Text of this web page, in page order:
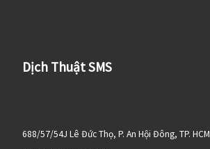
Dịch Thuật SMS
688/57/54J Lê Đức Thọ, P. An Hội Đông, TP. HCM